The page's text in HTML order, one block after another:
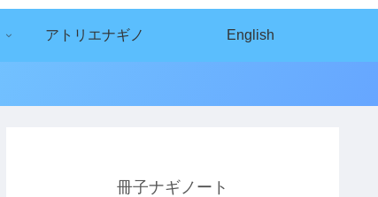
アトリエナギノ English
冊子ナギノート